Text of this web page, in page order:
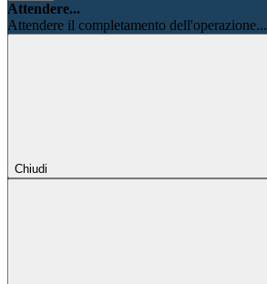
Attendere...
Attendere il completamento dell'operazione...
Chiudi